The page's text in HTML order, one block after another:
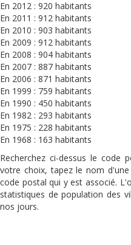
En 2012 : 920 habitants
En 2011 : 912 habitants
En 2010 : 903 habitants
En 2009 : 912 habitants
En 2008 : 904 habitants
En 2007 : 887 habitants
En 2006 : 871 habitants
En 1999 : 759 habitants
En 1990 : 450 habitants
En 1982 : 293 habitants
En 1975 : 228 habitants
En 1968 : 163 habitants
Recherchez ci-dessus le code
votre choix, tapez le nom
code postal qui y est associé.
statistiques de population des
nos jours.